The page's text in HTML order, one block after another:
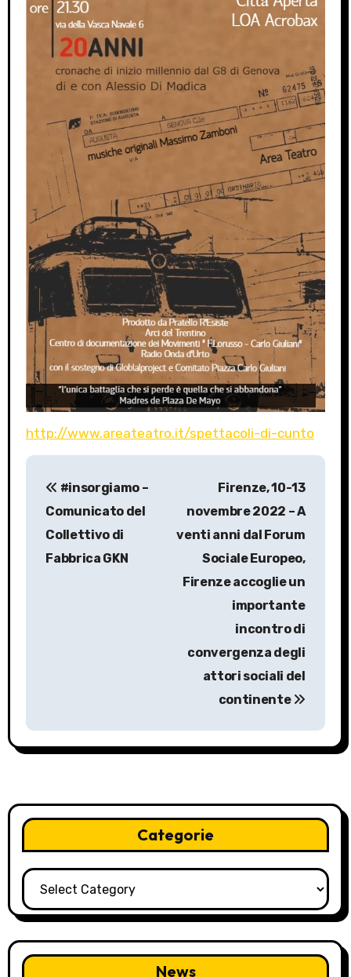
http://www.areateatro.it/spettacoli-di-cunto
P
g
a
i
o
n
#insorgiamo –
Comunicato del
Collettivo di
Fabbrica GKN
Firenze, 10-13
novembre 2022 – A
venti anni dal Forum
Sociale Europeo,
Firenze accoglie un
importante
incontro di
convergenza degli
attori sociali del
continente
Categorie
Categorie
News